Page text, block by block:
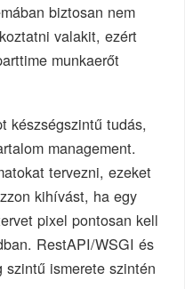
biztosan nem
valakit, ezért
munkaerőt
készségszintű tudás,
management.
tervezni, ezeket
kihívást, ha egy
pixel pontosan kell
RestAPI/WSGI és
ismerete szintén